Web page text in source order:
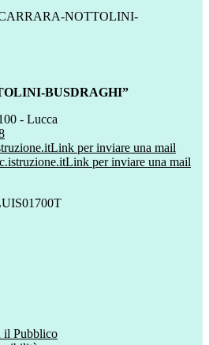
NOTTOLINI-
BUSDRAGHI”
- Lucca
Link per inviare una mail
Link per inviare una mail
il Pubblico